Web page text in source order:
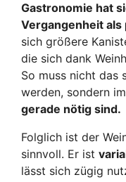
Gastronomie hat
Vergangenheit
sich größere
die sich dank
So muss nicht das
werden, sondern
gerade nötig sind.
Folglich ist der
sinnvoll. Er ist
lässt sich zügig